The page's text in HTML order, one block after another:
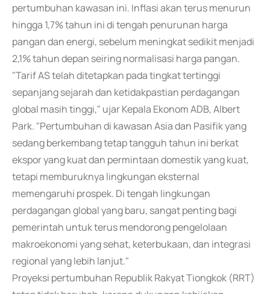
pertumbuhan kawasan ini. Inflasi akan terus menurun
hingga 1,7% tahun ini di tengah penurunan harga
pangan dan energi, sebelum meningkat sedikit menjadi
2,1% tahun depan seiring normalisasi harga pangan.
"Tarif AS telah ditetapkan pada tingkat tertinggi
sepanjang sejarah dan ketidakpastian perdagangan
global masih tinggi," ujar Kepala Ekonom ADB, Albert
Park. "Pertumbuhan di kawasan Asia dan Pasifik yang
sedang berkembang tetap tangguh tahun ini berkat
ekspor yang kuat dan permintaan domestik yang kuat,
tetapi memburuknya lingkungan eksternal
memengaruhi prospek. Di tengah lingkungan
perdagangan global yang baru, sangat penting bagi
pemerintah untuk terus mendorong pengelolaan
makroekonomi yang sehat, keterbukaan, dan integrasi
regional yang lebih lanjut."
Proyeksi pertumbuhan Republik Rakyat Tiongkok (RRT)